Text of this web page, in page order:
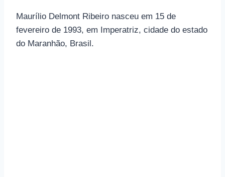
Maurílio Delmont Ribeiro nasceu em 15 de
fevereiro de 1993, em Imperatriz, cidade do estado
do Maranhão, Brasil.